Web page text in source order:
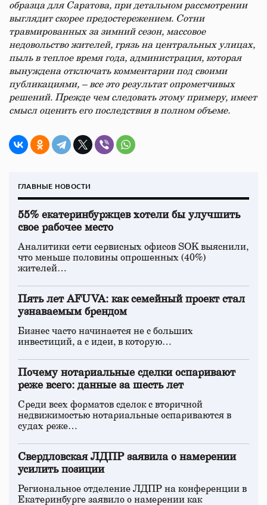
образца для Саратова, при детальном рассмотрении
выглядит скорее предостережением. Сотни
травмированных за зимний сезон, массовое
недовольство жителей, грязь на центральных улицах,
пыль в теплое время года, администрация, которая
вынуждена отключать комментарии под своими
публикациями, – все это результат опрометчивых
решений. Прежде чем следовать этому примеру, имеет
смысл оценить его последствия в полном объеме.
ГЛАВНЫЕ НОВОСТИ
55% екатеринбуржцев хотели бы улучшить
свое рабочее место
Аналитики сети сервисных офисов SOK выяснили,
что меньше половины опрошенных (40%)
жителей…
Пять лет AFUVA: как семейный проект стал
узнаваемым брендом
Бизнес часто начинается не с больших
инвестиций, а с идеи, в которую…
Почему нотариальные сделки оспаривают
реже всего: данные за шесть лет
Среди всех форматов сделок с вторичной
недвижимостью нотариальные оспариваются в
судах реже…
Свердловская ЛДПР заявила о намерении
усилить позиции
Региональное отделение ЛДПР на конференции в
Екатеринбурге заявило о намерении как